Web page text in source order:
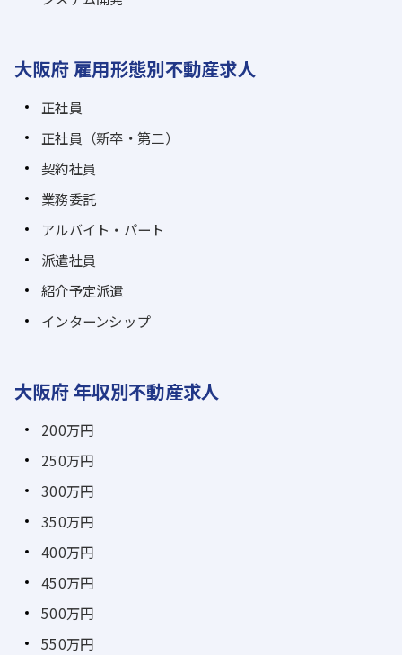
大阪府 雇用形態別不動産求人
正社員
正社員（新卒・第二）
契約社員
業務委託
アルバイト・パート
派遣社員
紹介予定派遣
インターンシップ
大阪府 年収別不動産求人
200万円
250万円
300万円
350万円
400万円
450万円
500万円
550万円